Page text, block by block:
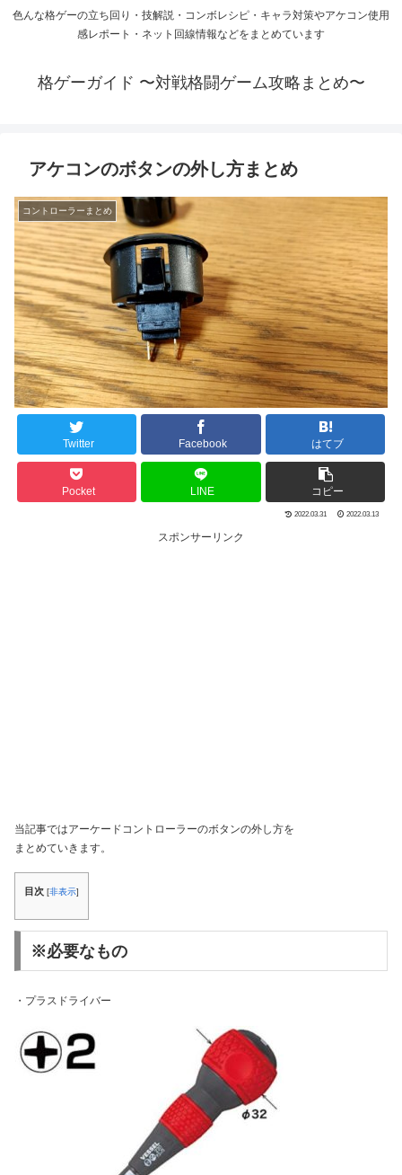
色んな格ゲーの立ち回り・技解説・コンボレシピ・キャラ対策やアケコン使用
感レポート・ネット回線情報などをまとめています
格ゲーガイド 〜対戦格闘ゲーム攻略まとめ〜
アケコンのボタンの外し方まとめ
コントローラーまとめ
Twitter Facebook はてブ
Pocket LINE コピー
2022.03.31 2022.03.13
スポンサーリンク
当記事ではアーケードコントローラーのボタンの外し方を
まとめていきます。
目次 [非表示]
※必要なもの
・プラスドライバー